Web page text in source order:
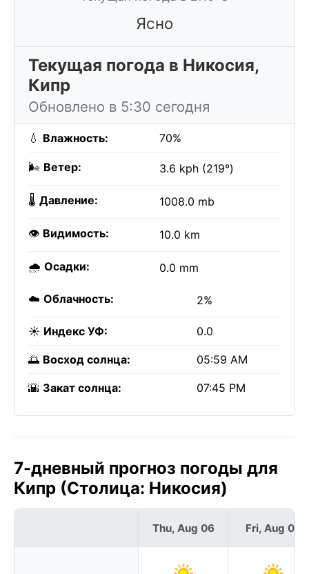
Ясно
Текущая погода в Никосия,
Кипр
Обновлено в 5:30 сегодня
💧 Влажность: 70%
🌬️ Ветер: 3.6 kph (219°)
🌡️ Давление: 1008.0 mb
👁️ Видимость: 10.0 km
🌧️ Осадки: 0.0 mm
☁️ Облачность: 2%
☀️ Индекс УФ: 0.0
🌅 Восход солнца: 05:59 AM
🌇 Закат солнца: 07:45 PM
7-дневный прогноз погоды для
Кипр (Столица: Никосия)
Thu, Aug 06 Fri, Aug 07